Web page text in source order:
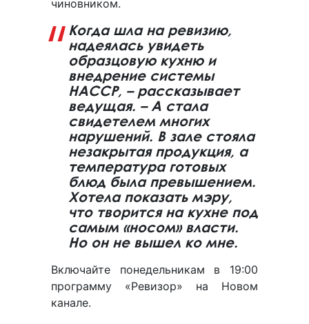
чиновником.
Когда шла на ревизию,
надеялась увидеть
образцовую кухню и
внедрение системы
HACCP, – рассказывает
ведущая. – А стала
свидетелем многих
нарушений. В зале стояла
незакрытая продукция, а
температура готовых
блюд была превышением.
Хотела показать мэру,
что творится на кухне под
самым «носом» власти.
Но он не вышел ко мне.
Включайте понедельникам в 19:00
программу «Ревизор» на Новом
канале.